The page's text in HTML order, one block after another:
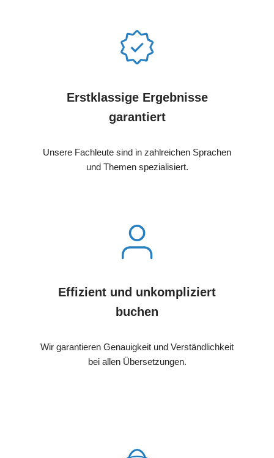
Erstklassige Ergebnisse
garantiert
Unsere Fachleute sind in zahlreichen Sprachen
und Themen spezialisiert.
Effizient und unkompliziert
buchen
Wir garantieren Genauigkeit und Verständlichkeit
bei allen Übersetzungen.